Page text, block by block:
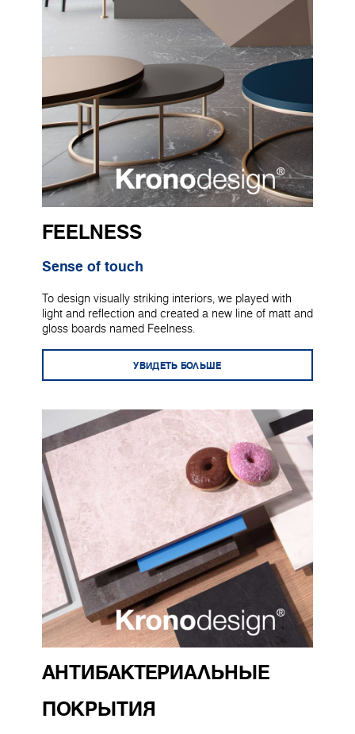
FEELNESS
Sense of touch
To design visually striking interiors, we played with
light and reflection and created a new line of matt and
gloss boards named Feelness.
УВИДЕТЬ БОЛЬШЕ
АНТИБАКТЕРИАЛЬНЫЕ
ПОКРЫТИЯ